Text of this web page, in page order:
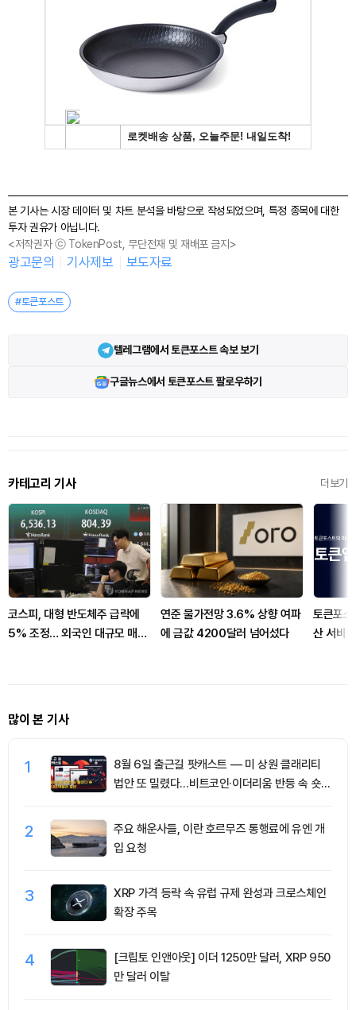
본 기사는 시장 데이터 및 차트 분석을 바탕으로 작성되었으며, 특정 종목에 대한
투자 권유가 아닙니다.
<저작권자 ⓒ TokenPost, 무단전재 및 재배포 금지>
광고문의 기사제보 보도자료
#토큰포스트
텔레그램에서 토큰포스트 속보 보기
구글뉴스에서 토큰포스트 팔로우하기
카테고리 기사 더보기
코스피, 대형 반도체주 급락에
5% 조정… 외국인 대규모 매도
연준 물가전망 3.6% 상향 여파
에 금값 4200달러 넘어섰다
토큰포
산 서비
많이 본 기사
1
8월 6일 출근길 팟캐스트 — 미 상원 클래리티
법안 또 밀렸다…비트코인·이더리움 반등 속 숏
2
주요 해운사들, 이란 호르무즈 통행료에 유엔 개
입 요청
3
XRP 가격 등락 속 유럽 규제 완성과 크로스체인
확장 주목
4
[크립토 인앤아웃] 이더 1250만 달러, XRP 950
만 달러 이탈